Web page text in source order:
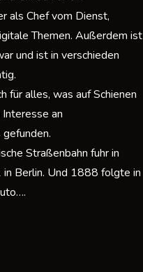
als Chef vom Dienst,
Themen. Außerdem ist
und ist in verschieden
für alles, was auf Schienen
Interesse an
Straßenbahn fuhr in
Berlin. Und 1888 folgte in